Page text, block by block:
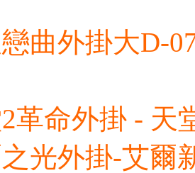
曲外掛大D-
革命外掛 - 天
光外掛-艾爾